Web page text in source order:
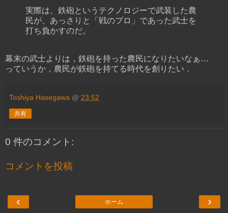
実際は、鉄砲というテクノロジーで武装した農
民が、あっさりと「戦のプロ」であった武士を
打ち負かすのだ。
幕末の武士よりは，鉄砲を持った農民になりたいなぁ…
っていうか，農民が鉄砲を持てる時代を創りたい．
Toshiya Hasegawa @ 23:52
共有
0 件のコメント:
コメントを投稿
‹ ›
ホーム